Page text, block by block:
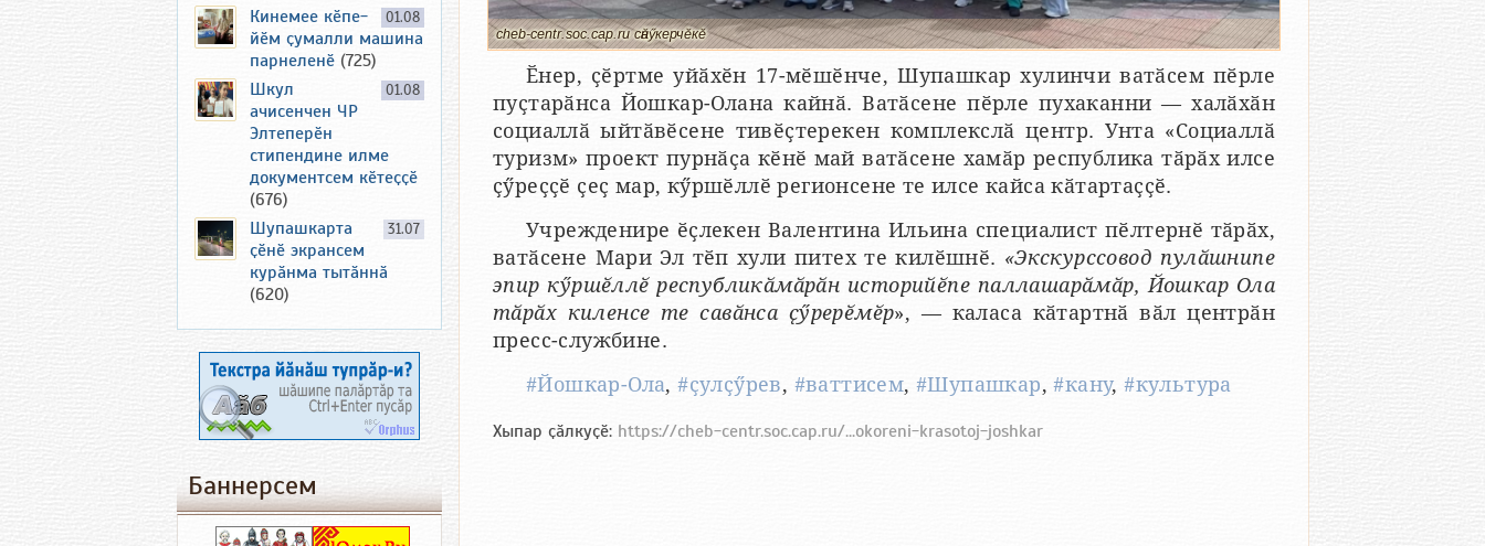
cheb-centr.soc.cap.ru сӑнӳкерчӗкӗ
Ӗнер, ҫӗртме уйӑхӗн 17-мӗшӗнче, Шупашкар хулинчи ватӑсем пӗрле
пуҫтарӑнса Йошкар-Олана кайнӑ. Ватӑсене пӗрле пухаканни — халӑхӑн
социаллӑ ыйтӑвӗсене тивӗҫтерекен комплекслӑ центр. Унта «Социаллӑ
туризм» проект пурнӑҫа кӗнӗ май ватӑсене хамӑр республика тӑрӑх илсе
ҫӳреҫҫӗ ҫеҫ мар, кӳршӗллӗ регионсене те илсе кайса кӑтартаҫҫӗ.
Учрежденире ӗҫлекен Валентина Ильина специалист пӗлтернӗ тӑрӑх,
ватӑсене Мари Эл тӗп хули питех те килӗшнӗ. «Экскурссовод пулӑшнипе
эпир кӳршӗллӗ республикӑмӑрӑн историйӗпе паллашарӑмӑр, Йошкар Ола
тӑрӑх киленсе те савӑнса ҫӳрерӗмӗр», — каласа кӑтартнӑ вӑл центрӑн
пресс-службине.
#Йошкар-Ола,#ҫулҫӳрев, #ваттисем,#Шупашкар,#кану,#культура
Хыпар ҫӑлкуҫӗ: https://cheb-centr.soc.cap.ru/...okoreni-krasotoj-joshkar
01.08
Кинемее кӗпе-
йӗм ҫумалли машина
парнеленӗ (725)
01.08
Шкул
ачисенчен ЧР
Элтеперӗн
стипендине илме
документсем кӗтеҫҫӗ
(676)
31.07
Шупашкарта
ҫӗнӗ экрансем
курӑнма тытӑннӑ
(620)
Баннерсем